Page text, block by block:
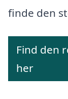
finde den
Find den
her